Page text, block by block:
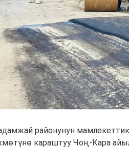
районунун
караштуу Чоң-Кара